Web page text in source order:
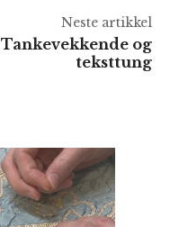
Neste artikkel
Tankevekkende og
teksttung